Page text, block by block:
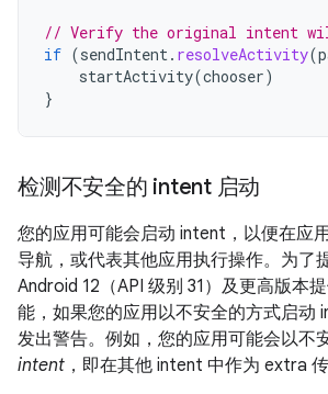
// Verify the original intent
if (sendIntent. resolveActivity(
startActivity(chooser)
}
检测不安全的 intent 启动
您的应用可能会启动 intent，以便在应
导航，或代表其他应用执行操作。为了
Android 12（API 级别 31）及更高版本
能，如果您的应用以不安全的方式启动
发出警告。例如，您的应用可能会以不
intent ，即在其他 intent 中作为 extra